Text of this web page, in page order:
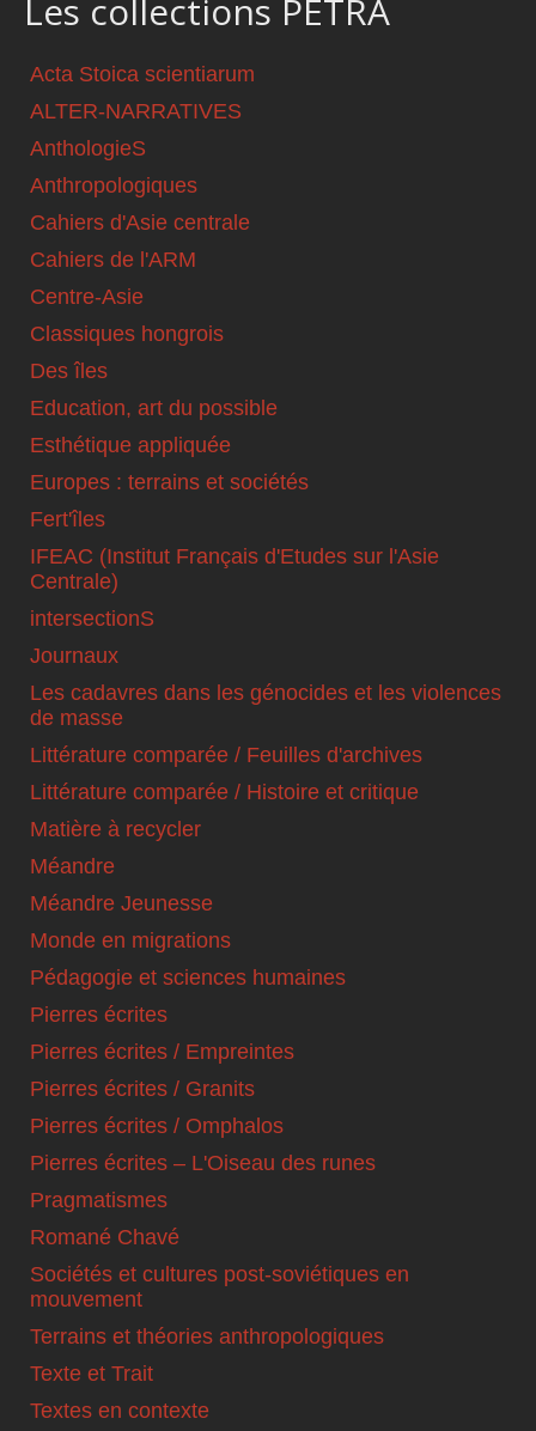
Les collections PETRA
Acta Stoica scientiarum
ALTER-NARRATIVES
AnthologieS
Anthropologiques
Cahiers d'Asie centrale
Cahiers de l'ARM
Centre-Asie
Classiques hongrois
Des îles
Education, art du possible
Esthétique appliquée
Europes : terrains et sociétés
Fert'îles
IFEAC (Institut Français d'Etudes sur l'Asie
Centrale)
intersectionS
Journaux
Les cadavres dans les génocides et les violences
de masse
Littérature comparée / Feuilles d'archives
Littérature comparée / Histoire et critique
Matière à recycler
Méandre
Méandre Jeunesse
Monde en migrations
Pédagogie et sciences humaines
Pierres écrites
Pierres écrites / Empreintes
Pierres écrites / Granits
Pierres écrites / Omphalos
Pierres écrites – L'Oiseau des runes
Pragmatismes
Romané Chavé
Sociétés et cultures post-soviétiques en
mouvement
Terrains et théories anthropologiques
Texte et Trait
Textes en contexte